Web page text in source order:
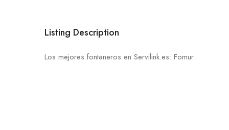
Listing Description
Los mejores fontaneros en Servilink.es: Fomur